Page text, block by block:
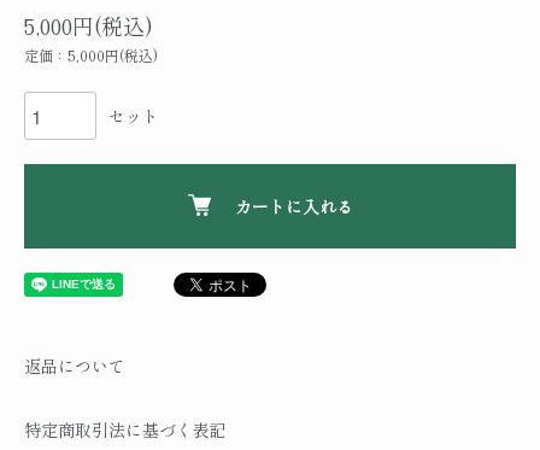
5,000円(税込)
定価：5,000円(税込)
セット
カートに入れる
返品について
特定商取引法に基づく表記